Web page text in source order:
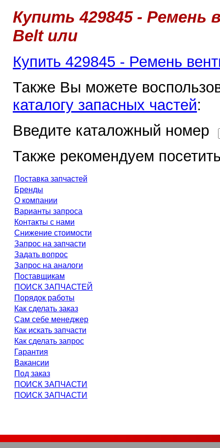
Купить 429845 - Ремень
Belt или
Купить 429845 - Ремень
Также Вы можете
каталогу запасных частей:
Введите каталожный номер
Также рекомендуем
Поставка запчастей
Бренды
О компании
Варианты запроса
Контакты с нами
Снижение стоимости
Запрос на запчасти
Задать вопрос
Запрос на аналоги
Поставщикам
ПОИСК ЗАПЧАСТЕЙ
Порядок работы
Как сделать заказ
Сам себе менеджер
Как искать запчасти
Как сделать запрос
Гарантия
Вакансии
Под заказ
ПОИСК ЗАПЧАСТИ
ПОИСК ЗАПЧАСТИ